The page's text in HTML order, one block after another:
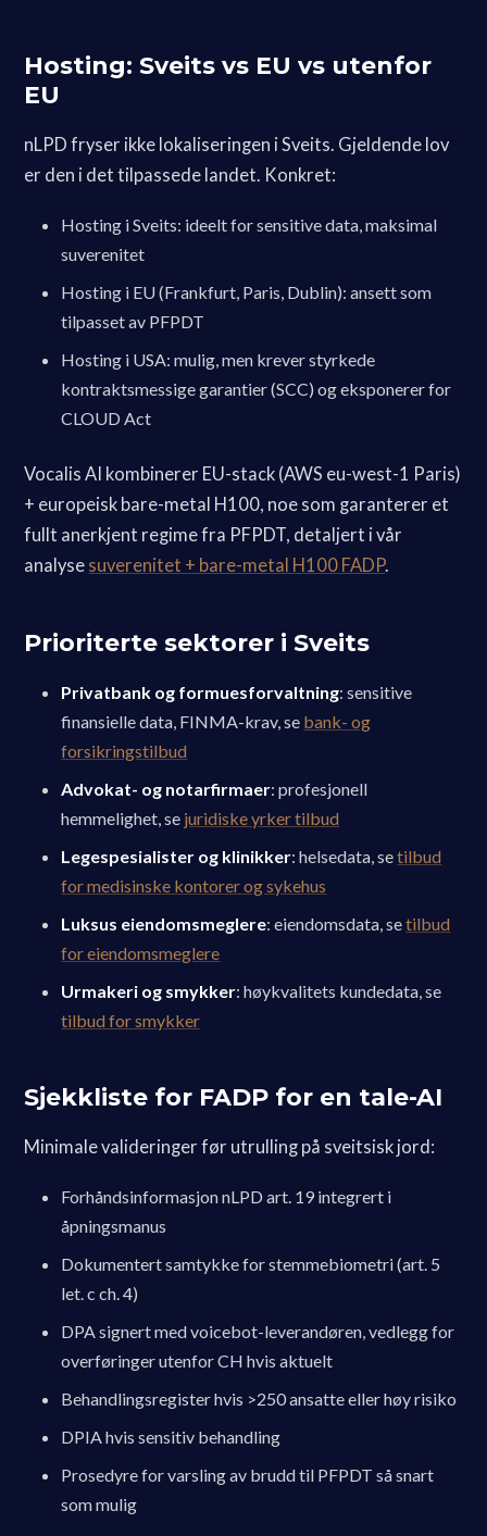
Hosting: Sveits vs EU vs utenfor
EU
nLPD fryser ikke lokaliseringen i Sveits. Gjeldende lov
er den i det tilpassede landet. Konkret:
Hosting i Sveits: ideelt for sensitive data, maksimal
suverenitet
Hosting i EU (Frankfurt, Paris, Dublin): ansett som
tilpasset av PFPDT
Hosting i USA: mulig, men krever styrkede
kontraktsmessige garantier (SCC) og eksponerer for
CLOUD Act
Vocalis AI kombinerer EU-stack (AWS eu-west-1 Paris)
+ europeisk bare-metal H100, noe som garanterer et
fullt anerkjent regime fra PFPDT, detaljert i vår
analyse suverenitet + bare-metal H100 FADP.
Prioriterte sektorer i Sveits
Privatbank og formuesforvaltning: sensitive
finansielle data, FINMA-krav, se bank- og
forsikringstilbud
Advokat- og notarfirmaer: profesjonell
hemmelighet, se juridiske yrker tilbud
Legespesialister og klinikker: helsedata, setilbud
for medisinske kontorer og sykehus
Luksus eiendomsmeglere: eiendomsdata, setilbud
for eiendomsmeglere
Urmakeri og smykker: høykvalitets kundedata, se
tilbud for smykker
Sjekkliste for FADP for en tale-AI
Minimale valideringer før utrulling på sveitsisk jord:
Forhåndsinformasjon nLPD art. 19 integrert i
åpningsmanus
Dokumentert samtykke for stemmebiometri (art. 5
let. c ch. 4)
DPA signert med voicebot-leverandøren, vedlegg for
overføringer utenfor CH hvis aktuelt
Behandlingsregister hvis >250 ansatte eller høy risiko
DPIA hvis sensitiv behandling
Prosedyre for varsling av brudd til PFPDT så snart
som mulig